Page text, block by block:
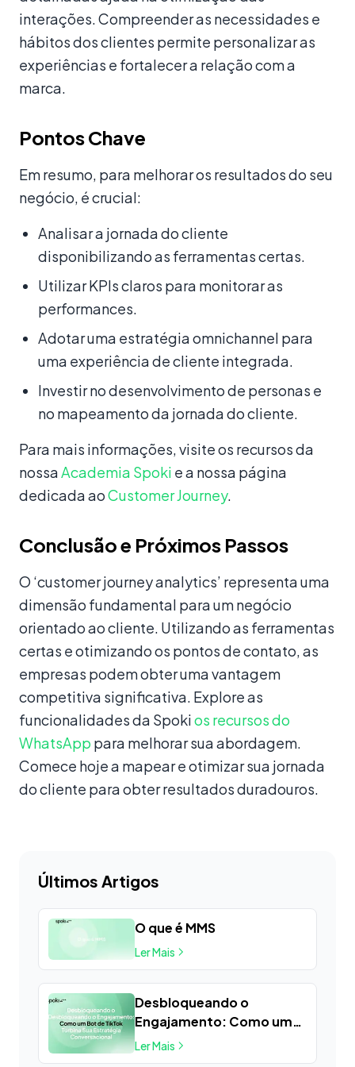
interações. Compreender as necessidades e
hábitos dos clientes permite personalizar as
experiências e fortalecer a relação com a
marca.
Pontos Chave
Em resumo, para melhorar os resultados do seu
negócio, é crucial:
Analisar a jornada do cliente
disponibilizando as ferramentas certas.
Utilizar KPIs claros para monitorar as
performances.
Adotar uma estratégia omnichannel para
uma experiência de cliente integrada.
Investir no desenvolvimento de personas e
no mapeamento da jornada do cliente.
Para mais informações, visite os recursos da
nossaAcademia Spoki e a nossa página
dedicada aoCustomer Journey.
Conclusão e Próximos Passos
O ‘customer journey analytics’ representa uma
dimensão fundamental para um negócio
orientado ao cliente. Utilizando as ferramentas
certas e otimizando os pontos de contato, as
empresas podem obter uma vantagem
competitiva significativa. Explore as
funcionalidades da Spokios recursos do
WhatsApp para melhorar sua abordagem.
Comece hoje a mapear e otimizar sua jornada
do cliente para obter resultados duradouros.
Últimos Artigos
O que é MMS
Ler Mais
Desbloqueando o
Engajamento: Como um
**Bot TikTok** Impulsiona
Sua Estratégia de
Ler Mais